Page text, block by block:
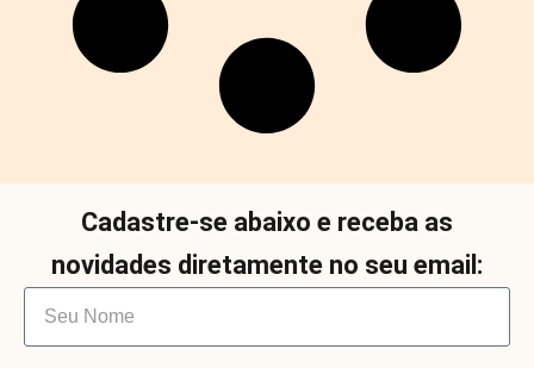
Cadastre-se abaixo e receba as
novidades diretamente no seu email: